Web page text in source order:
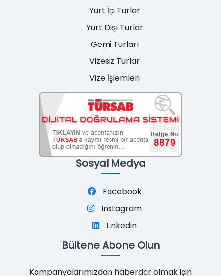
Yurt İçi Turlar
Yurt Dışı Turlar
Gemi Turları
Vizesiz Turlar
Vize İşlemleri
Sosyal Medya
Facebook
Instagram
Linkedin
Bültene Abone Olun
Kampanyalarımızdan haberdar olmak için